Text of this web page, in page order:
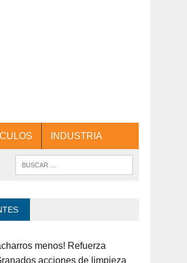
INDUSTRIA
menos! Refuerza
acciones de limpieza